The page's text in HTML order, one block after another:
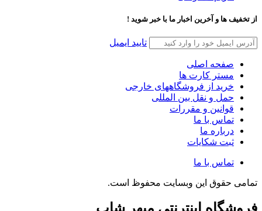
از تخفیف ها و آخرین اخبار ما با خبر شوید !
تایید ایمیل
صفحه اصلی
مستر کارت ها
خرید از فروشگاههای خارجی
حمل و نقل بین المللی
قوانین و مقررات
تماس با ما
درباره ما
ثبت شکایات
تماس با ما
تمامی حقوق این وبسایت محفوظ است.